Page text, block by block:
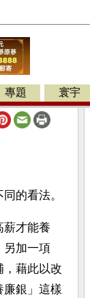
專題 寰宇
的看法。
薪才能養
另加一項
，藉此以改
廉銀」這樣